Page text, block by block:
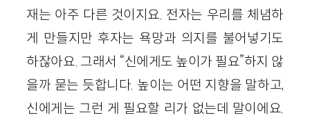
재는 아주 다른 것이지요. 전자는 우리를 체념하
게 만들지만 후자는 욕망과 의지를 불어넣기도
하잖아요. 그래서 “신에게도 높이가 필요”하지 않
을까 묻는 듯합니다. 높이는 어떤 지향을 말하고,
신에게는 그런 게 필요할 리가 없는데 말이에요.